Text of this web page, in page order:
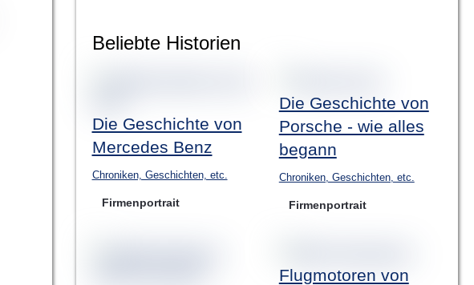
Beliebte Historien
Die Geschichte von
Mercedes Benz
Chroniken, Geschichten, etc.
Firmenportrait
Die Geschichte von
Porsche - wie alles
begann
Chroniken, Geschichten, etc.
Firmenportrait
Flugmotoren von